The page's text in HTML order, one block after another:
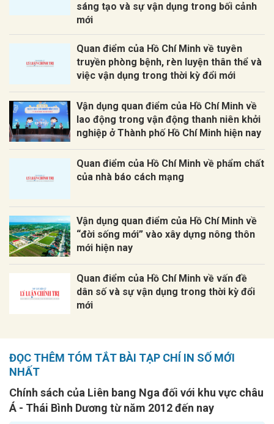
sáng tạo và sự vận dụng trong bối cảnh
mới
Quan điểm của Hồ Chí Minh về tuyên
truyền phòng bệnh, rèn luyện thân thể và
việc vận dụng trong thời kỳ đổi mới
Vận dụng quan điểm của Hồ Chí Minh về
lao động trong vận động thanh niên khởi
nghiệp ở Thành phố Hồ Chí Minh hiện nay
Quan điểm của Hồ Chí Minh về phẩm chất
của nhà báo cách mạng
Vận dụng quan điểm của Hồ Chí Minh về
“đời sống mới” vào xây dựng nông thôn
mới hiện nay
Quan điểm của Hồ Chí Minh về vấn đề
dân số và sự vận dụng trong thời kỳ đổi
mới
ĐỌC THÊM TÓM TẮT BÀI TẠP CHÍ IN SỐ MỚI
NHẤT
Chính sách của Liên bang Nga đối với khu vực châu
Á - Thái Bình Dương từ năm 2012 đến nay